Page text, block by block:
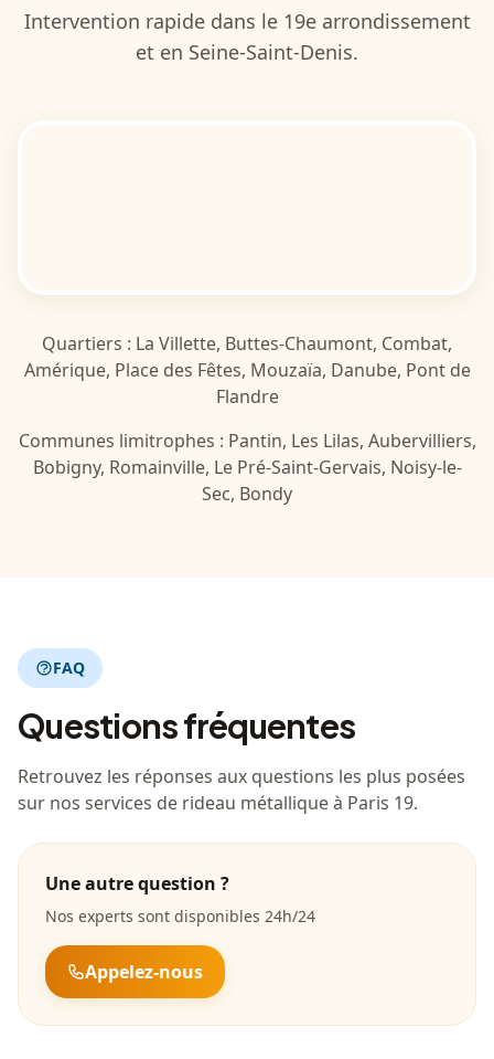
Intervention rapide dans le 19e arrondissement
et en Seine-Saint-Denis.
Quartiers : La Villette, Buttes-Chaumont, Combat,
Amérique, Place des Fêtes, Mouzaïa, Danube, Pont de
Flandre
Communes limitrophes : Pantin, Les Lilas, Aubervilliers,
Bobigny, Romainville, Le Pré-Saint-Gervais, Noisy-le-
Sec, Bondy
FAQ
Questions fréquentes
Retrouvez les réponses aux questions les plus posées
sur nos services de rideau métallique à Paris 19.
Une autre question ?
Nos experts sont disponibles 24h/24
Appelez-nous